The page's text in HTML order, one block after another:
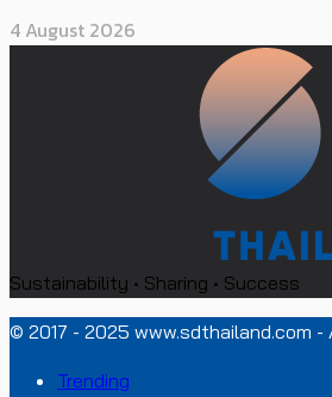
4 August 2026
Sustainability • Sharing • Success
© 2017 - 2025 www.sdthailand.com -
Trending